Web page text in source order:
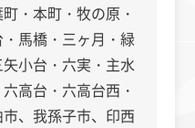
・本町・牧の原・
馬橋・三ヶ月・緑
小台・六実・主水
高台・六高台西・
市、我孫子市、印西